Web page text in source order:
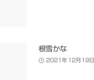
根雪かな
2021年12月19日